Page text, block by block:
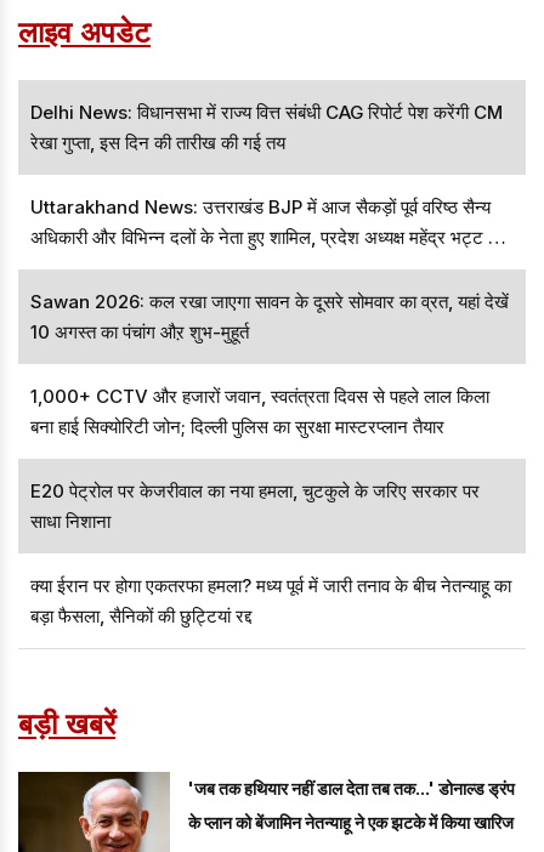
लाइव अपडेट
Delhi News: विधानसभा में राज्य वित्त संबंधी CAG रिपोर्ट पेश करेंगी CM
रेखा गुप्ता, इस दिन की तारीख की गई तय
Uttarakhand News: उत्तराखंड BJP में आज सैकड़ों पूर्व वरिष्ठ सैन्य
अधिकारी और विभिन्न दलों के नेता हुए शामिल, प्रदेश अध्यक्ष महेंद्र भट्ट ने
जताया पार्टी की जीत का भरोसा
Sawan 2026: कल रखा जाएगा सावन के दूसरे सोमवार का व्रत, यहां देखें
10 अगस्त का पंचांग औऱ शुभ-मुहूर्त
1,000+ CCTV और हजारों जवान, स्वतंत्रता दिवस से पहले लाल किला
बना हाई सिक्योरिटी जोन; दिल्ली पुलिस का सुरक्षा मास्टरप्लान तैयार
E20 पेट्रोल पर केजरीवाल का नया हमला, चुटकुले के जरिए सरकार पर
साधा निशाना
क्या ईरान पर होगा एकतरफा हमला? मध्य पूर्व में जारी तनाव के बीच नेतन्याहू का
बड़ा फैसला, सैनिकों की छुट्टियां रद्द
बड़ी खबरें
'जब तक हथियार नहीं डाल देता तब तक...' डोनाल्ड ड्रंप
के प्लान को बेंजामिन नेतन्याहू ने एक झटके में किया खारिज